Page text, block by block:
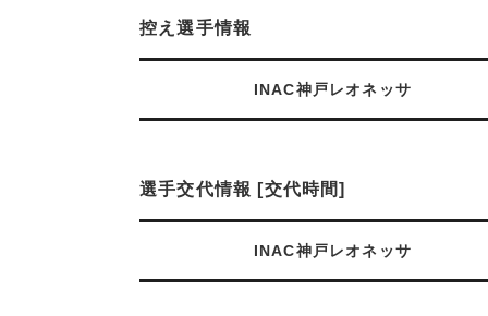
控え選手情報
INAC神戸レオネッサ
選手交代情報 [交代時間]
INAC神戸レオネッサ